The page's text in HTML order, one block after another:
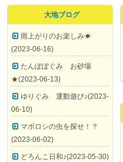
大地ブログ
雨上がりのお楽しみ☀
(2023-06-16)
たんぽぽぐみ お砂場
★(2023-06-13)
ゆりぐみ 運動遊び♪(2023-
06-10)
マボロシの虫を探せ！？
(2023-06-02)
どろんこ日和♪(2023-05-30)